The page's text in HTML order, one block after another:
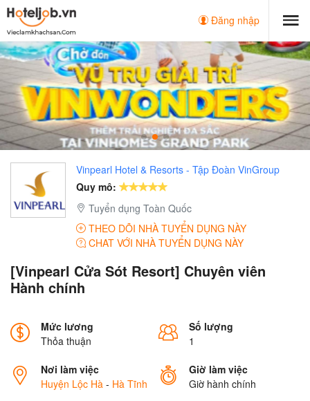
Đăng nhập
Vinpearl Hotel & Resorts - Tập Đoàn VinGroup
Quy mô:
Tuyển dụng Toàn Quốc
THEO DÕI NHÀ TUYỂN DỤNG NÀY
CHAT VỚI NHÀ TUYỂN DỤNG NÀY
[Vinpearl Cửa Sót Resort] Chuyên viên
Hành chính
Mức lương
Thỏa thuận
Số lượng
1
Nơi làm việc
Huyện Lộc Hà - Hà Tĩnh
Giờ làm việc
Giờ hành chính